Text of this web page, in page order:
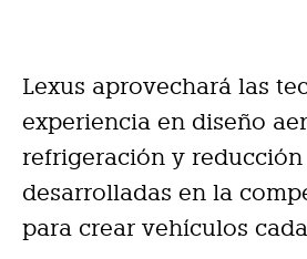
Lexus aprovechará las
experiencia en diseño
refrigeración y reducción
desarrolladas en la
para crear vehículos